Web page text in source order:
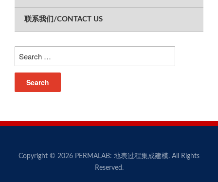
联系我们/CONTACT US
Copyright © 2026 PERMALAB: 地表过程集成建模. All Rights
Reserved.